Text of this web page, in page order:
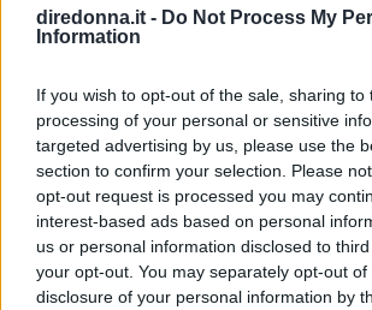
diredonna.it - Do Not Process My
Information
If you wish to opt-out of the sale, sharing to
processing of your personal or sensitive
targeted advertising by us, please use the
section to confirm your selection. Please
opt-out request is processed you may
interest-based ads based on personal
us or personal information disclosed to
your opt-out. You may separately opt-out
disclosure of your personal information by
DOSI PER 6 PERSONE
INGREDIENTI
600 g. di polpa di manzo tagliata
troppo sottili
4 scalogni
2 cipolle
200 g. di spinaci
olio